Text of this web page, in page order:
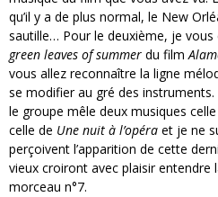
qu’il y a de plus normal, le New
sautille… Pour le deuxième, je vous
green leaves of summer du film
vous allez reconnaître la ligne
se modifier au gré des
le groupe mêle deux musiques
celle de Une nuit à l’opéra et je ne
perçoivent l’apparition de cette
vieux croiront avec plaisir entendre
morceau n°7.